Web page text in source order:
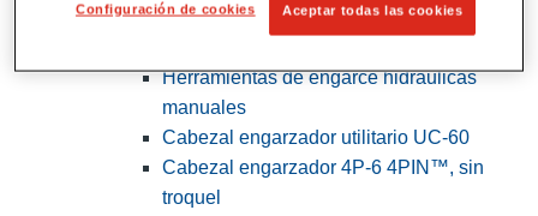
View All Herramientas de servicios
Herramientas de engarce hidráulicas
manuales
Cabezal engarzador utilitario UC-60
Cabezal engarzador 4P-6 4PIN™, sin
troquel
Configuración de cookies Aceptar todas las cookies